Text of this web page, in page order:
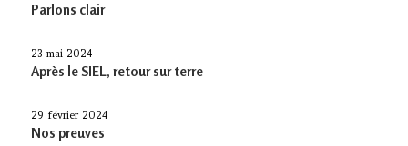
Parlons clair
23 mai 2024
Après le SIEL, retour sur terre
29 février 2024
Nos preuves